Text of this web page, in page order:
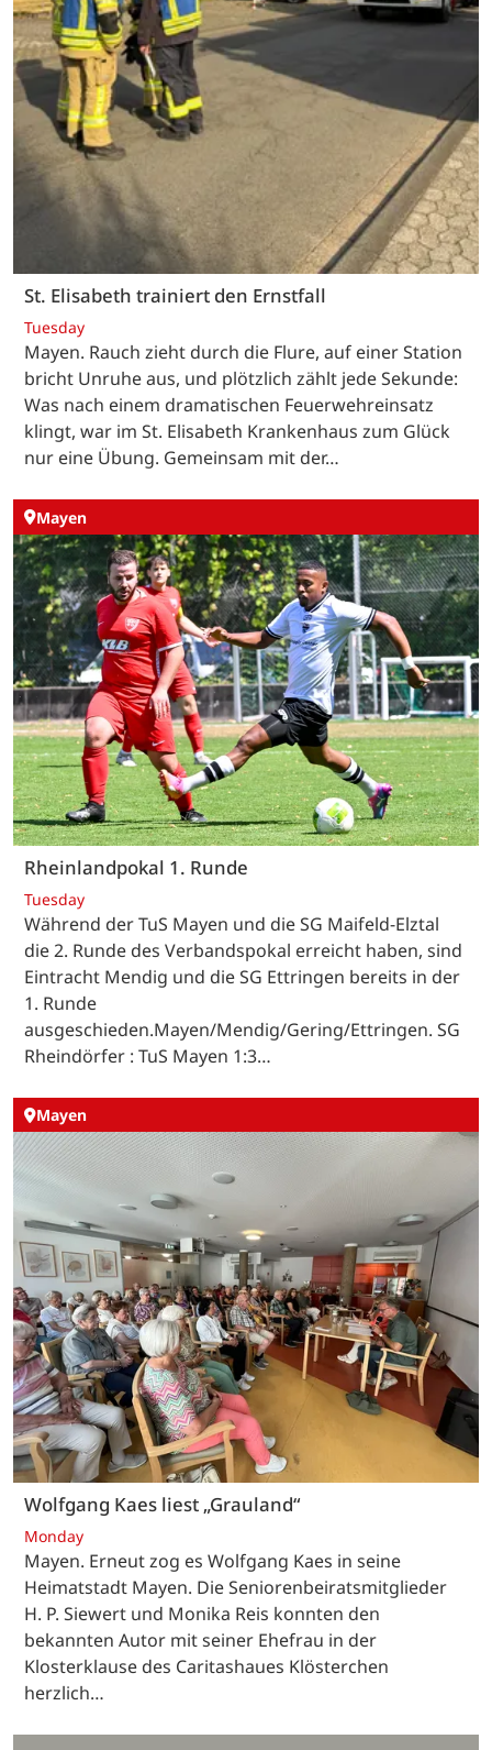
St. Elisabeth trainiert den Ernstfall
Tuesday
Mayen. Rauch zieht durch die Flure, auf einer Station
bricht Unruhe aus, und plötzlich zählt jede Sekunde:
Was nach einem dramatischen Feuerwehreinsatz
klingt, war im St. Elisabeth Krankenhaus zum Glück
nur eine Übung. Gemeinsam mit der…
Mayen
Rheinlandpokal 1. Runde
Tuesday
Während der TuS Mayen und die SG Maifeld-Elztal
die 2. Runde des Verbandspokal erreicht haben, sind
Eintracht Mendig und die SG Ettringen bereits in der
1. Runde
ausgeschieden.Mayen/Mendig/Gering/Ettringen. SG
Rheindörfer : TuS Mayen 1:3…
Mayen
Wolfgang Kaes liest „Grauland“
Monday
Mayen. Erneut zog es Wolfgang Kaes in seine
Heimatstadt Mayen. Die Seniorenbeiratsmitglieder
H. P. Siewert und Monika Reis konnten den
bekannten Autor mit seiner Ehefrau in der
Klosterklause des Caritashaues Klösterchen
herzlich…